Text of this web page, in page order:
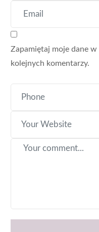
Zapamiętaj moje dane
kolejnych komentarzy.